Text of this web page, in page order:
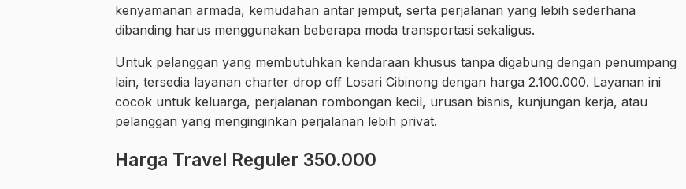
kenyamanan armada, kemudahan antar jemput, serta perjalanan yang lebih sederhana
dibanding harus menggunakan beberapa moda transportasi sekaligus.
Untuk pelanggan yang membutuhkan kendaraan khusus tanpa digabung dengan penumpang
lain, tersedia layanan charter drop off Losari Cibinong dengan harga 2.100.000. Layanan ini
cocok untuk keluarga, perjalanan rombongan kecil, urusan bisnis, kunjungan kerja, atau
pelanggan yang menginginkan perjalanan lebih privat.
Harga Travel Reguler 350.000